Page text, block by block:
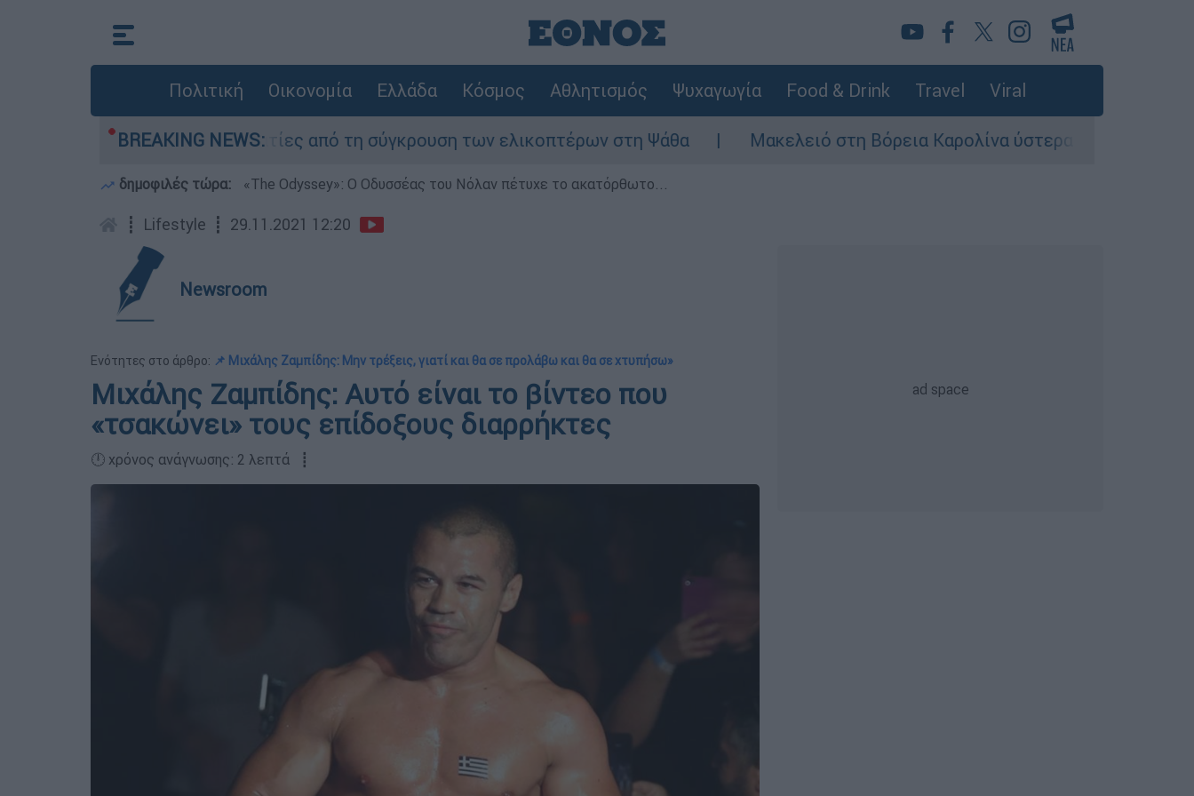
Πολιτική Οικονομία Ελλάδα Κόσμος Αθλητισμός Ψυχαγωγία Food & Drink Travel Viral
BREAKING NEWS:
οι δύο τραυματίες από τη σύγκρουση των ελικοπτέρων στη Ψάθα Μακελειό στη Βόρεια Καρολίνα ύστερα από πυροβολισμούς:
δημοφιλές τώρα: «Τhe Odyssey»: Ο Οδυσσέας του Νόλαν πέτυχε το ακατόρθωτο...
┋ Lifestyle ┋ 29.11.2021 12:20
Newsroom
Ενότητες στο άρθρο: 📌 Μιχάλης Ζαμπίδης: Μην τρέξεις, γιατί και θα σε προλάβω και θα σε χτυπήσω»
Μιχάλης Ζαμπίδης: Αυτό είναι το βίντεο που
«τσακώνει» τους επίδοξους διαρρήκτες
🕛 χρόνος ανάγνωσης: 2 λεπτά ┋